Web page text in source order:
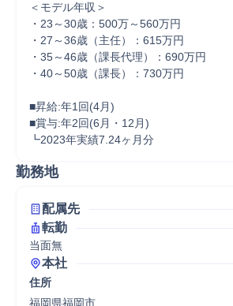
＜モデル年収＞
・23～30歳：500万～560万円
・27～36歳（主任）：615万円
・35～46歳（課長代理）：690万円
・40～50歳（課長）：730万円
■昇給:年1回(4月)
■賞与:年2回(6月・12月)
勤務地
配属先
転勤
当面無
本社
住所
福岡県福岡市